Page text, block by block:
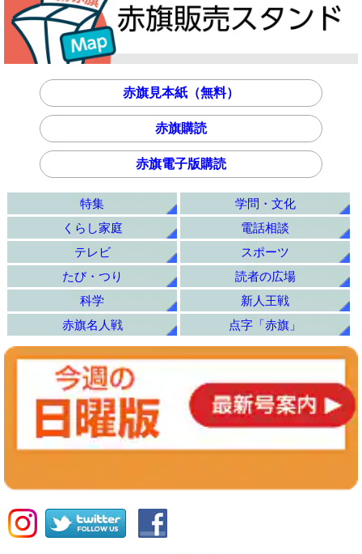
赤旗見本紙（無料）
赤旗購読
赤旗電子版購読
特集
学問・文化
くらし家庭
電話相談
テレビ
スポーツ
たび・つり
読者の広場
科学
新人王戦
赤旗名人戦
点字「赤旗」